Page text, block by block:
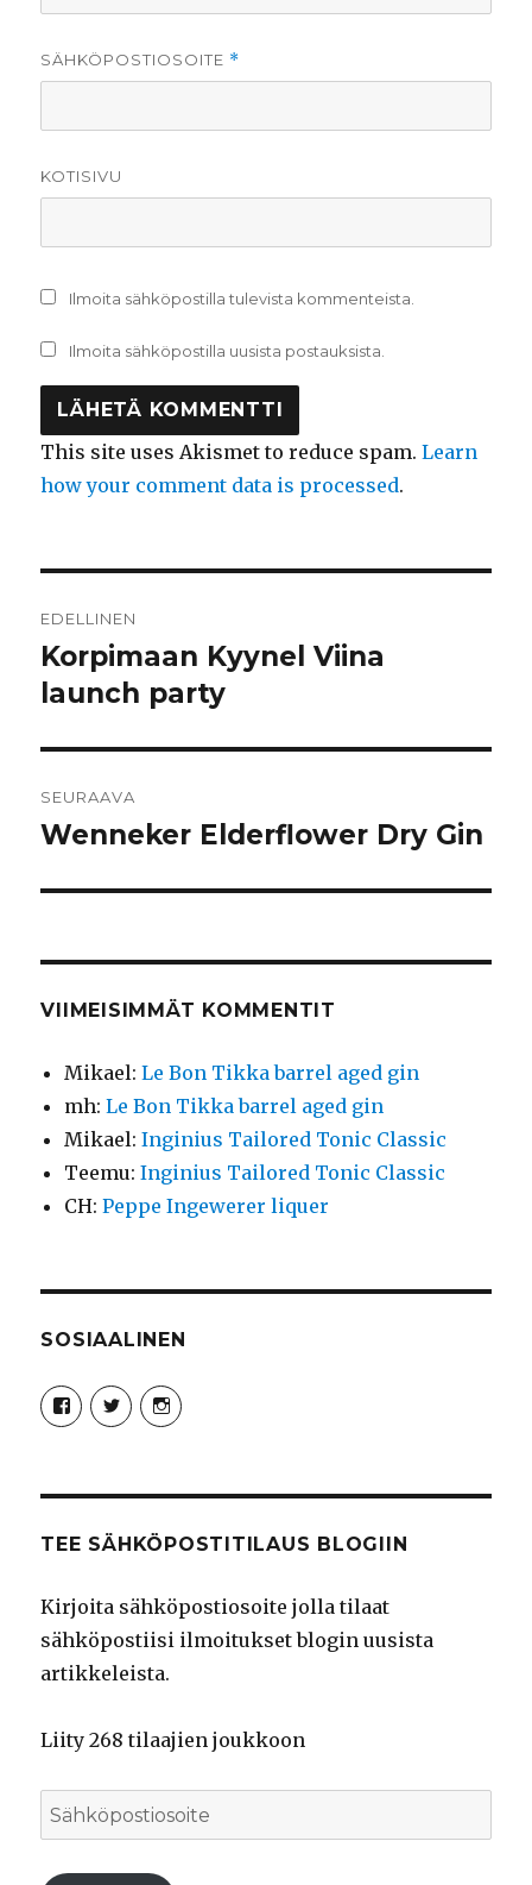
SÄHKÖPOSTIOSOITE *
KOTISIVU
Ilmoita sähköpostilla tulevista kommenteista.
Ilmoita sähköpostilla uusista postauksista.
This site uses Akismet to reduce spam.Learn
how your comment data is processed.
selaus
EDELLINEN
Edellinen
artikkeli:
Korpimaan Kyynel Viina
launch party
SEURAAVA
Seuraava
Wenneker Elderflower Dry Gin
VIIMEISIMMÄT KOMMENTIT
Mikael:Le Bon Tikka barrel aged gin
mh:Le Bon Tikka barrel aged gin
Mikael:Inginius Tailored Tonic Classic
Teemu:Inginius Tailored Tonic Classic
CH:Peppe Ingewerer liquer
SOSIAALINEN
Näytä
Syncro89Photography:n
profiili
Näytä
MikaelJohnsson:n
profiili
Näytä
syncro89:n
profiili
TEE SÄHKÖPOSTITILAUS BLOGIIN
Kirjoita sähköpostiosoite jolla tilaat
sähköpostiisi ilmoitukset blogin uusista
artikkeleista.
Liity 268 tilaajien joukkoon
Sähköpostiosoite